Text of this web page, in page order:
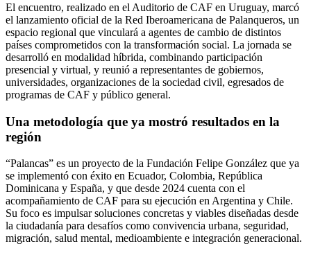
El encuentro, realizado en el Auditorio de CAF en Uruguay, marcó
el lanzamiento oficial de la Red Iberoamericana de Palanqueros, un
espacio regional que vinculará a agentes de cambio de distintos
países comprometidos con la transformación social. La jornada se
desarrolló en modalidad híbrida, combinando participación
presencial y virtual, y reunió a representantes de gobiernos,
universidades, organizaciones de la sociedad civil, egresados de
programas de CAF y público general.
Una metodología que ya mostró resultados en la
región
“Palancas” es un proyecto de la Fundación Felipe González que ya
se implementó con éxito en Ecuador, Colombia, República
Dominicana y España, y que desde 2024 cuenta con el
acompañamiento de CAF para su ejecución en Argentina y Chile.
Su foco es impulsar soluciones concretas y viables diseñadas desde
la ciudadanía para desafíos como convivencia urbana, seguridad,
migración, salud mental, medioambiente e integración generacional.